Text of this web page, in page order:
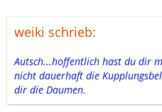
weiki schrieb:
Autsch...hoffentlich hast du dir
nicht dauerhaft die
dir die Daumen.